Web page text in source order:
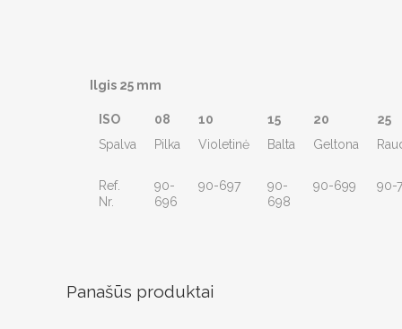
Ilgis 25 mm
ISO 08 10 15 20
25
Spalva
Pilka Violetinė Balta Geltona
Ref.
Nr.
90-
696
90-697
90-
698
90-699 90-
Panašūs produktai